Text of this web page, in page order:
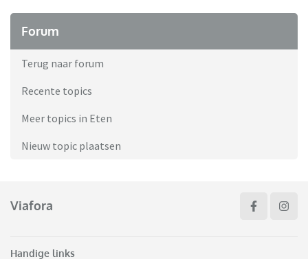
Forum
Terug naar forum
Recente topics
Meer topics in Eten
Nieuw topic plaatsen
Viafora
Handige links